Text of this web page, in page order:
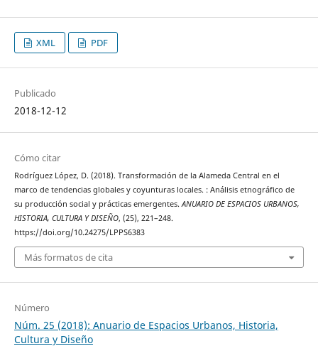
XML PDF
Publicado
2018-12-12
Cómo citar
Rodríguez López, D. (2018). Transformación de la Alameda Central en el
marco de tendencias globales y coyunturas locales. : Análisis etnográfico de
su producción social y prácticas emergentes.ANUARIO DE ESPACIOS URBANOS,
HISTORIA, CULTURA Y DISEÑO, (25), 221–248.
https://doi.org/10.24275/LPPS6383
Más formatos de cita
Número
Núm. 25 (2018): Anuario de Espacios Urbanos, Historia,
Cultura y Diseño